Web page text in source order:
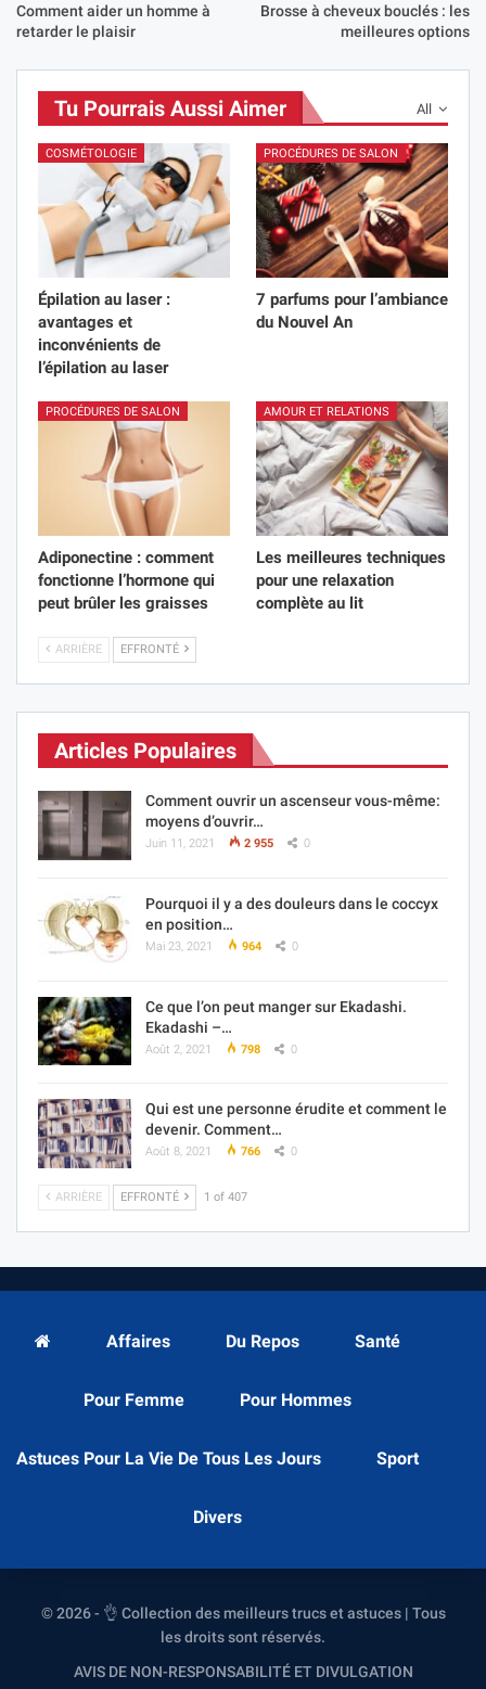
Comment aider un homme à
retarder le plaisir
Brosse à cheveux bouclés : les
meilleures options
All
Tu Pourrais Aussi Aimer
COSMÉTOLOGIE
Épilation au laser :
avantages et
inconvénients de
l’épilation au laser
PROCÉDURES DE SALON
7 parfums pour l’ambiance
du Nouvel An
PROCÉDURES DE SALON
Adiponectine : comment
fonctionne l’hormone qui
peut brûler les graisses
AMOUR ET RELATIONS
Les meilleures techniques
pour une relaxation
complète au lit
ARRIÈRE EFFRONTÉ
Articles Populaires
Comment ouvrir un ascenseur vous-même:
moyens d’ouvrir…
Juin 11, 2021 2 955 0
Pourquoi il y a des douleurs dans le coccyx
en position…
Mai 23, 2021 964 0
Ce que l’on peut manger sur Ekadashi.
Ekadashi –…
Août 2, 2021 798 0
Qui est une personne érudite et comment le
devenir. Comment…
Août 8, 2021 766 0
ARRIÈRE EFFRONTÉ 1 of 407
Affaires Du Repos Santé
Pour Femme Pour Hommes
Astuces Pour La Vie De Tous Les Jours Sport
Divers
© 2026 - 👌 Collection des meilleurs trucs et astuces | Tous
les droits sont réservés.
AVIS DE NON-RESPONSABILITÉ ET DIVULGATION